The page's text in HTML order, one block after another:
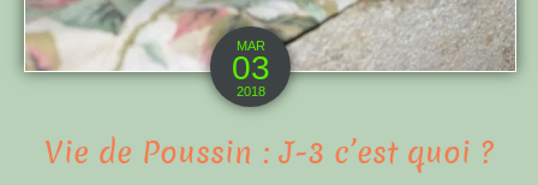
MAR
03
2018
Vie de Poussin : J-3 c’est quoi ?